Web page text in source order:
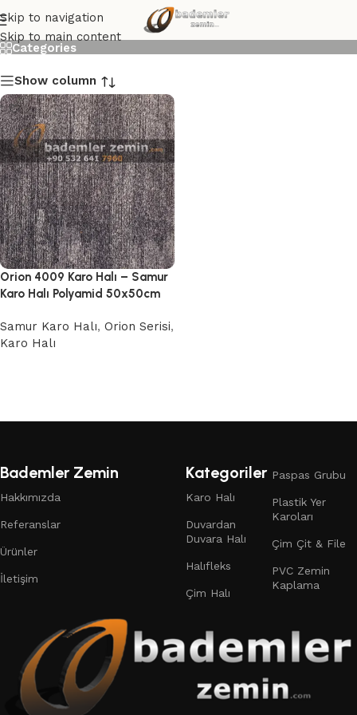
Skip to navigation
Skip to main content
Orion 4009 Karo Halı
Categories
Show column
Orion 4009 Karo Halı – Samur
Karo Halı Polyamid 50x50cm
Samur Karo Halı, Orion Serisi,
Karo Halı
Bademler Zemin
Hakkımızda
Referanslar
Ürünler
İletişim
Kategoriler
Karo Halı
Duvardan
Duvara Halı
Halıfleks
Çim Halı
Paspas Grubu
Plastik Yer
Karoları
Çim Çit & File
PVC Zemin
Kaplama